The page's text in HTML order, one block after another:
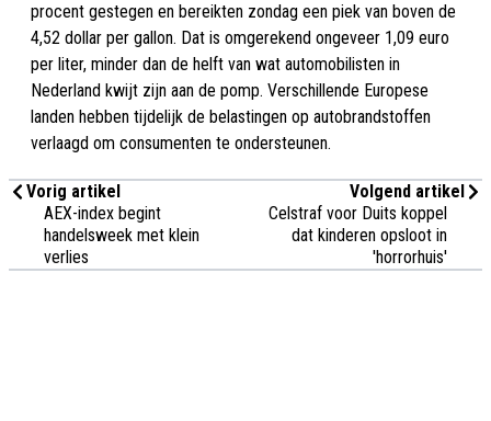
procent gestegen en bereikten zondag een piek van boven de
4,52 dollar per gallon. Dat is omgerekend ongeveer 1,09 euro
per liter, minder dan de helft van wat automobilisten in
Nederland kwijt zijn aan de pomp. Verschillende Europese
landen hebben tijdelijk de belastingen op autobrandstoffen
verlaagd om consumenten te ondersteunen.
Vorig artikel
AEX-index begint
handelsweek met klein
verlies
Volgend artikel
Celstraf voor Duits koppel
dat kinderen opsloot in
'horrorhuis'